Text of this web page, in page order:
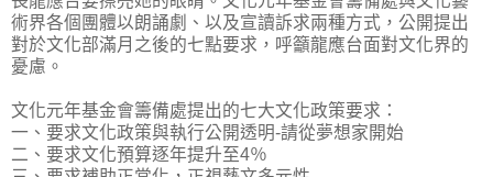
術界各個團體以朗誦劇、以及宣讀訴求兩種方式，公開提出
對於文化部滿月之後的七點要求，呼籲龍應台面對文化界的
憂慮。
文化元年基金會籌備處提出的七大文化政策要求：
一、要求文化政策與執行公開透明-請從夢想家開始
二、要求文化預算逐年提升至4％